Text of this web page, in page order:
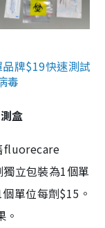
牌$19快速測試
毒
盒
fluorecare
立包裝為1個單
單位每劑$15。